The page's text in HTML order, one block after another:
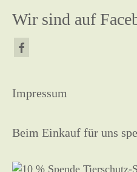
Wir sind auf
Impressum
Beim Einkauf für uns